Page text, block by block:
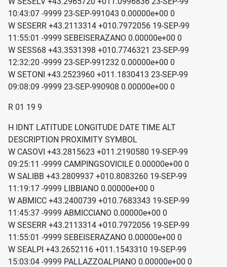
10:43:07 -9999 23-SEP-991043 0.00000e+00 0
W SESERR +43.2113314 +010.7972056 19-SEP-99
11:55:01 -9999 SEBEISERAZANO 0.00000e+00 0
W SESS68 +43.3531398 +010.7746321 23-SEP-99
12:32:20 -9999 23-SEP-991232 0.00000e+00 0
W SETONI +43.2523960 +011.1830413 23-SEP-99
09:08:09 -9999 23-SEP-990908 0.00000e+00 0
R 01 19 9
H IDNT LATITUDE LONGITUDE DATE TIME ALT
DESCRIPTION PROXIMITY SYMBOL
W CASOVI +43.2815623 +011.2190580 19-SEP-99
09:25:11 -9999 CAMPINGSOVICILE 0.00000e+00 0
W SALIBB +43.2809937 +010.8083260 19-SEP-99
11:19:17 -9999 LIBBIANO 0.00000e+00 0
W ABMICC +43.2400739 +010.7683343 19-SEP-99
11:45:37 -9999 ABMICCIANO 0.00000e+00 0
W SESERR +43.2113314 +010.7972056 19-SEP-99
11:55:01 -9999 SEBEISERAZANO 0.00000e+00 0
W SEALPI +43.2652116 +011.1543310 19-SEP-99
15:03:04 -9999 PALLAZZOALPIANO 0.00000e+00 0